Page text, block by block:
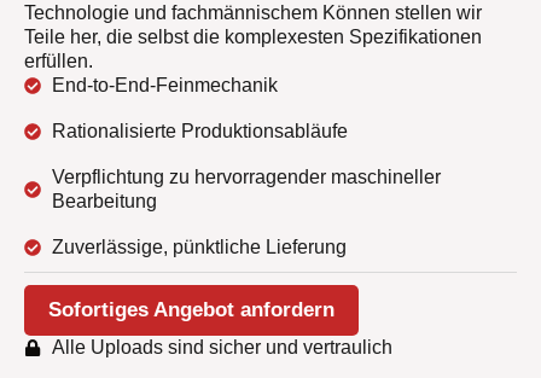
Technologie und fachmännischem Können stellen wir
Teile her, die selbst die komplexesten Spezifikationen
erfüllen.
End-to-End-Feinmechanik
Rationalisierte Produktionsabläufe
Verpflichtung zu hervorragender maschineller
Bearbeitung
Zuverlässige, pünktliche Lieferung
Sofortiges Angebot anfordern
Alle Uploads sind sicher und vertraulich